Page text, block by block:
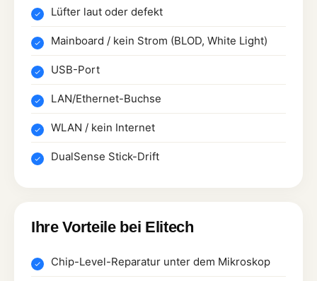
Lüfter laut oder defekt
Mainboard / kein Strom (BLOD, White Light)
USB-Port
LAN/Ethernet-Buchse
WLAN / kein Internet
DualSense Stick-Drift
Ihre Vorteile bei Elitech
Chip-Level-Reparatur unter dem Mikroskop